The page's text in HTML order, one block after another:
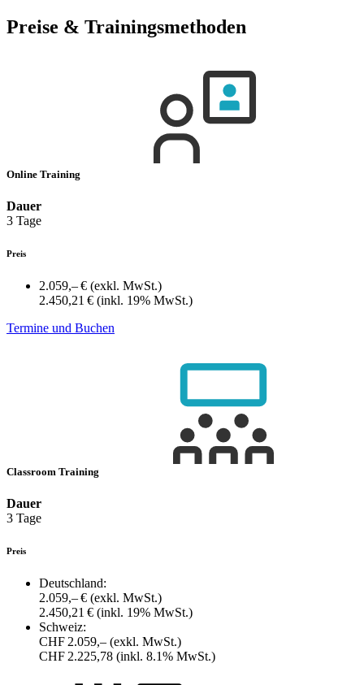
Preise & Trainingsmethoden
Online Training
Dauer
3 Tage
Preis
2.059,– € (exkl. MwSt.)
2.450,21 € (inkl. 19% MwSt.)
Termine und Buchen
Classroom Training
Dauer
3 Tage
Preis
Deutschland:
2.059,– € (exkl. MwSt.)
2.450,21 € (inkl. 19% MwSt.)
Schweiz:
CHF 2.059,– (exkl. MwSt.)
CHF 2.225,78 (inkl. 8.1% MwSt.)